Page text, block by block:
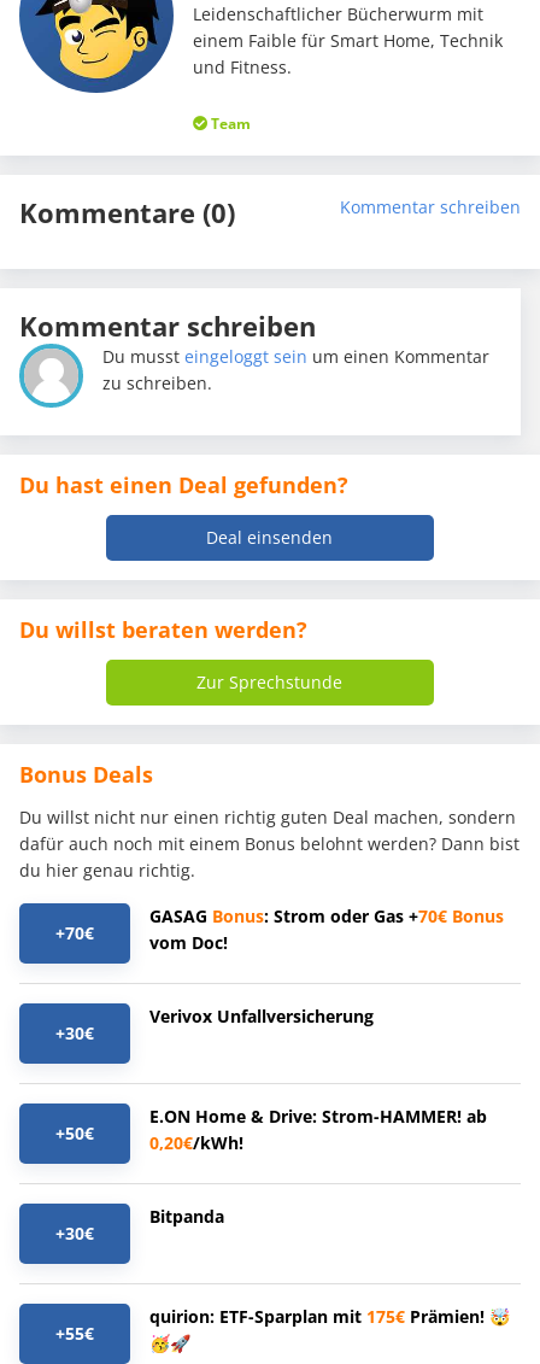
Leidenschaftlicher Bücherwurm mit
einem Faible für Smart Home, Technik
und Fitness.
Team
Kommentare (0) Kommentar schreiben
Kommentar schreiben
Du mussteingeloggt sein um einen Kommentar
zu schreiben.
Du hast einen Deal gefunden?
Deal einsenden
Du willst beraten werden?
Zur Sprechstunde
Bonus Deals
Du willst nicht nur einen richtig guten Deal machen, sondern
dafür auch noch mit einem Bonus belohnt werden? Dann bist
du hier genau richtig.
+70€
GASAG Bonus: Strom oder Gas +70€ Bonus
vom Doc!
+30€
Verivox Unfallversicherung
+50€
E.ON Home & Drive: Strom-HAMMER! ab
0,20€/kWh!
+30€
Bitpanda
+55€
quirion: ETF-Sparplan mit 175€ Prämien! 🤯
🥳🚀